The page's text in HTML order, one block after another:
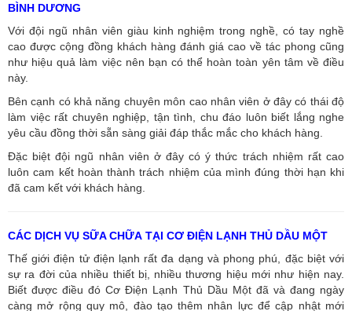
BÌNH DƯƠNG
Với đội ngũ nhân viên giàu kinh nghiệm trong nghề, có tay nghề
cao được cộng đồng khách hàng đánh giá cao về tác phong cũng
như hiệu quả làm việc nên bạn có thể hoàn toàn yên tâm về điều
này.
Bên cạnh có khả năng chuyên môn cao nhân viên ở đây có thái độ
làm việc rất chuyên nghiệp, tận tình, chu đáo luôn biết lắng nghe
yêu cầu đồng thời sẵn sàng giải đáp thắc mắc cho khách hàng.
Đặc biệt đội ngũ nhân viên ở đây có ý thức trách nhiệm rất cao
luôn cam kết hoàn thành trách nhiệm của mình đúng thời hạn khi
đã cam kết với khách hàng.
CÁC DỊCH VỤ SỮA CHỮA TẠI CƠ ĐIỆN LẠNH THỦ DẦU MỘT
Thế giới điện tử điện lạnh rất đa dạng và phong phú, đặc biệt với
sự ra đời của nhiều thiết bị, nhiều thương hiệu mới như hiện nay.
Biết được điều đó Cơ Điện Lạnh Thủ Dầu Một đã và đang ngày
càng mở rộng quy mô, đào tạo thêm nhân lực để cập nhật mới